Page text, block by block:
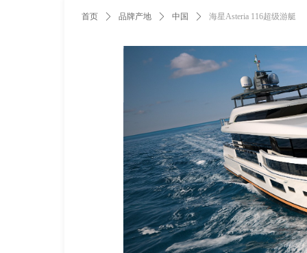
首页 ꄲ 品牌产地 ꄲ 中国 ꄲ 海星Asteria 116超级游艇